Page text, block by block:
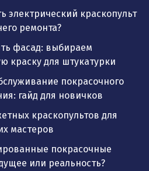
электрический краскопульт
ремонта?
фасад: выбираем
краску для штукатурки
покрасочного
гайд для новичков
краскопультов для
мастеров
покрасочные
или реальность?